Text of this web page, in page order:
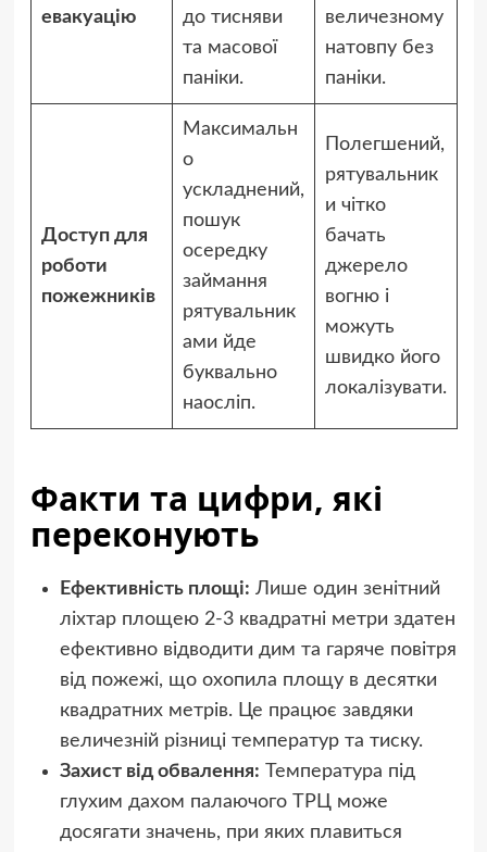
евакуацію
до тисняви
та масової
паніки.
величезному
натовпу без
паніки.
Доступ для
роботи
пожежників
Максимальн
о
ускладнений,
пошук
осередку
займання
рятувальник
ами йде
буквально
наосліп.
Полегшений,
рятувальник
и чітко
бачать
джерело
вогню і
можуть
швидко його
локалізувати.
Факти та цифри, які
переконують
Ефективність площі: Лише один зенітний
ліхтар площею 2-3 квадратні метри здатен
ефективно відводити дим та гаряче повітря
від пожежі, що охопила площу в десятки
квадратних метрів. Це працює завдяки
величезній різниці температур та тиску.
Захист від обвалення: Температура під
глухим дахом палаючого ТРЦ може
досягати значень, при яких плавиться